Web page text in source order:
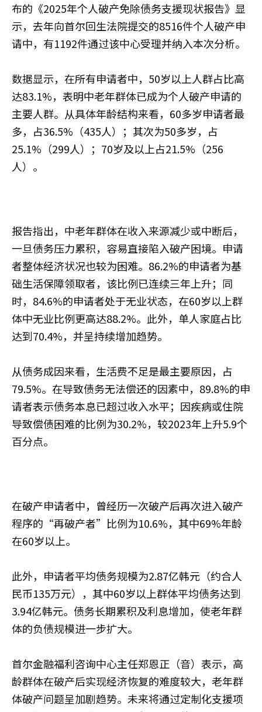
布的《2025年个人破产免除债务支援现状报告》显
示，去年向首尔回生法院提交的8516件个人破产申
请中，有1192件通过该中心受理并纳入本次分析。
数据显示，在所有申请者中，50岁以上人群占比高
达83.1%，表明中老年群体已成为个人破产申请的
主要人群。从具体年龄结构来看，60多岁申请者最
多，占36.5%（435人）；其次为50多岁，占
25.1%（299人）；70岁及以上占21.5%（256
人）。
报告指出，中老年群体在收入来源减少或中断后，
一旦债务压力累积，容易直接陷入破产困境。申请
者整体经济状况也较为困难。86.2%的申请者为基
础生活保障领取者，该比例已连续三年上升；同
时，84.6%的申请者处于无业状态，在60岁以上群
体中无业比例更高达88.2%。此外，单人家庭占比
达到70.4%，并呈持续增加趋势。
从债务成因来看，生活费不足是最主要原因，占
79.5%。在导致债务无法偿还的因素中，89.8%的申
请者表示债务本息已超过收入水平；因疾病或住院
导致偿债困难的比例为30.2%，较2023年上升5.9个
百分点。
在破产申请者中，曾经历一次破产后再次进入破产
程序的“再破产者”比例为10.6%，其中69%年龄
在60岁以上。
此外，申请者平均债务规模为2.87亿韩元（约合人
民币135万元），其中60岁以上群体平均债务达到
3.94亿韩元。债务长期累积及利息增加，使老年群
体的负债规模进一步扩大。
首尔金融福利咨询中心主任郑恩正（音）表示，高
龄群体在破产后实现经济恢复的难度较大，老年群
体破产问题呈加剧趋势。未来将通过定制化支援项